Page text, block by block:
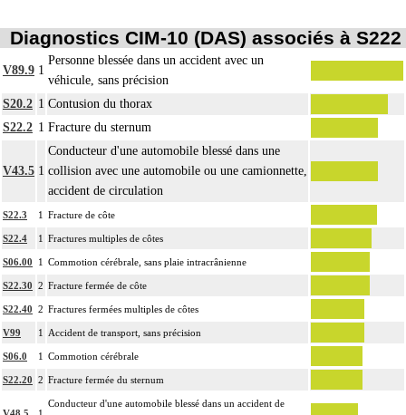
Diagnostics CIM-10 (DAS) associés à S222
V89.9 1
Personne blessée dans un accident avec un
véhicule, sans précision
S20.2 1 Contusion du thorax
S22.2 1 Fracture du sternum
V43.5 1
Conducteur d'une automobile blessé dans une
collision avec une automobile ou une camionnette,
accident de circulation
S22.3 1 Fracture de côte
S22.4 1 Fractures multiples de côtes
S06.00 1 Commotion cérébrale, sans plaie intracrânienne
S22.30 2 Fracture fermée de côte
S22.40 2 Fractures fermées multiples de côtes
V99 1 Accident de transport, sans précision
S06.0 1 Commotion cérébrale
S22.20 2 Fracture fermée du sternum
Conducteur d'une automobile blessé dans un accident de